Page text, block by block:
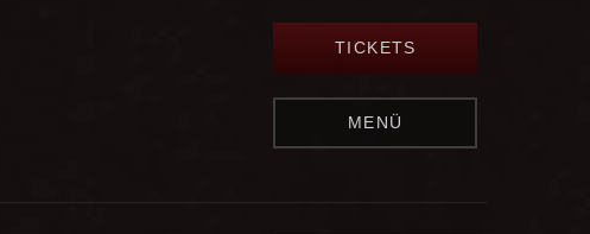
TICKETS
MENÜ